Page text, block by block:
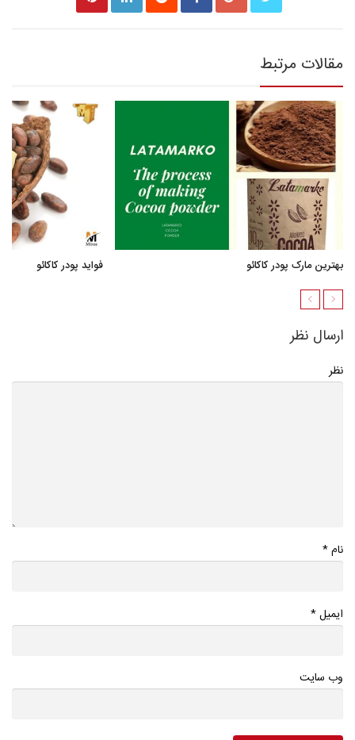
مقالات مرتبط
بهترین مارک پودر کاکائو فواید پودر کاکائو
ارسال نظر
نظر
نام*
ایمیل*
وب سایت